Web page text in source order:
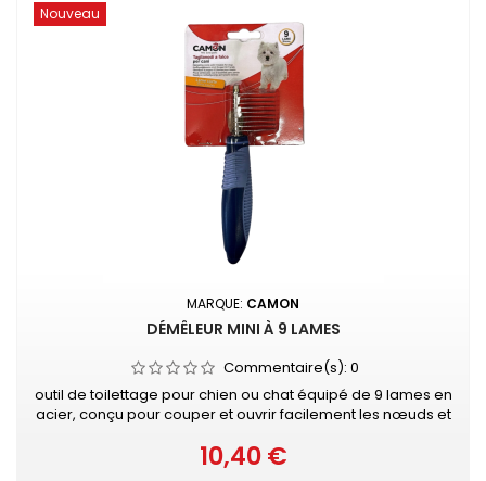
Nouveau
MARQUE: CAMON
DÉMÊLEUR MINI À 9 LAMES
Commentaire(s): 0
outil de toilettage pour chien ou chat équipé de 9 lames en
acier, conçu pour couper et ouvrir facilement les nœuds et
douleur et la casse du poil. Il possède un manche
ergonomique pour une bonne prise en main et est utilisé
Prix
10,40 €